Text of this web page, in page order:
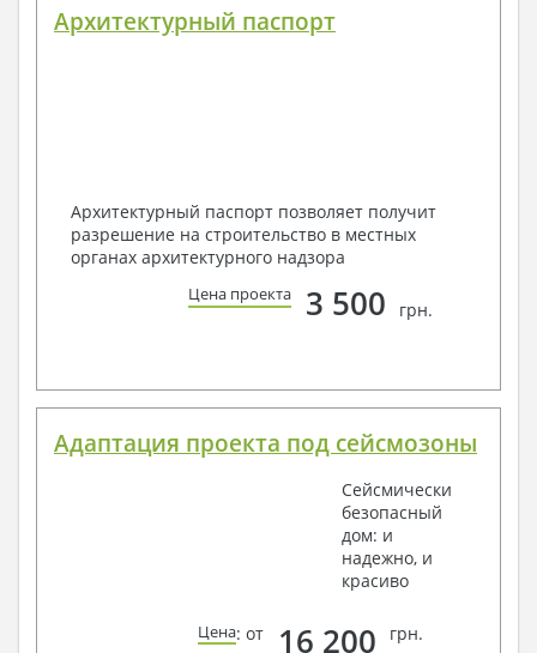
Архитектурный паспорт
Архитектурный паспорт позволяет получит
разрешение на строительство в местных
органах архитектурного надзора
Цена проекта 3 500 грн.
Адаптация проекта под сейсмозоны
Сейсмически
безопасный
дом: и
надежно, и
красиво
Цена: от 16 200 грн.